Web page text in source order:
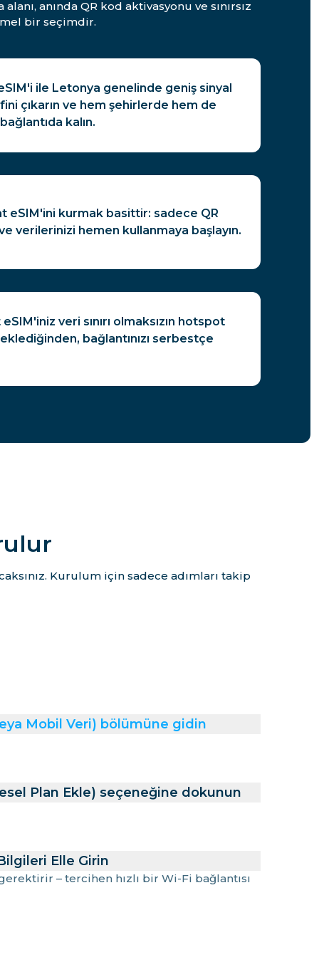
anında QR kod aktivasyonu ve sınırsız
bir seçimdir.
ile Letonya genelinde geniş sinyal
çıkarın ve hem şehirlerde hem de
kalın.
eSIM'ini kurmak basittir: sadece QR
verilerinizi hemen kullanmaya başlayın.
veri sınırı olmaksızın hotspot
bağlantınızı serbestçe
Kurulum için sadece adımları takip
Mobil Veri) bölümüne gidin
Plan Ekle) seçeneğine dokunun
Elle Girin
– tercihen hızlı bir Wi-Fi bağlantısı